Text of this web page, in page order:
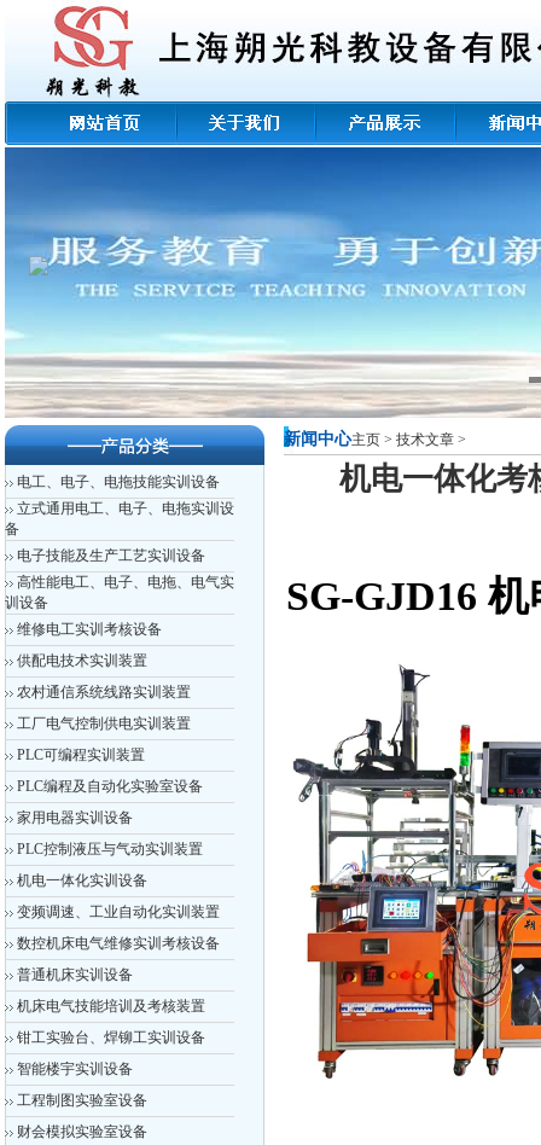
电工、电子、电拖技能实训设备
立式通用电工、电子、电拖实训设
备
电子技能及生产工艺实训设备
高性能电工、电子、电拖、电气实
训设备
维修电工实训考核设备
供配电技术实训装置
农村通信系统线路实训装置
工厂电气控制供电实训装置
PLC可编程实训装置
PLC编程及自动化实验室设备
家用电器实训设备
PLC控制液压与气动实训装置
机电一体化实训设备
变频调速、工业自动化实训装置
数控机床电气维修实训考核设备
普通机床实训设备
机床电气技能培训及考核装置
钳工实验台、焊铆工实训设备
智能楼宇实训设备
工程制图实验室设备
财会模拟实验室设备
新闻中心主页 > 技术文章 >
机电一体化考
SG-GJD16